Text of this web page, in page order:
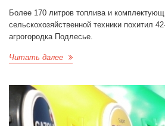
Более 170 литров топлива и
сельскохозяйственной техники похитил
агрогородка Подлесье.
Читать далее